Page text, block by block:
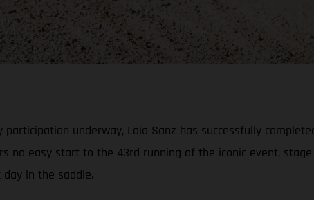
participation underway, Laia Sanz has successfully
no easy start to the 43rd running of the iconic event,
in the saddle.